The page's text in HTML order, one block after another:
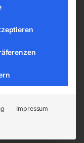
Impressum